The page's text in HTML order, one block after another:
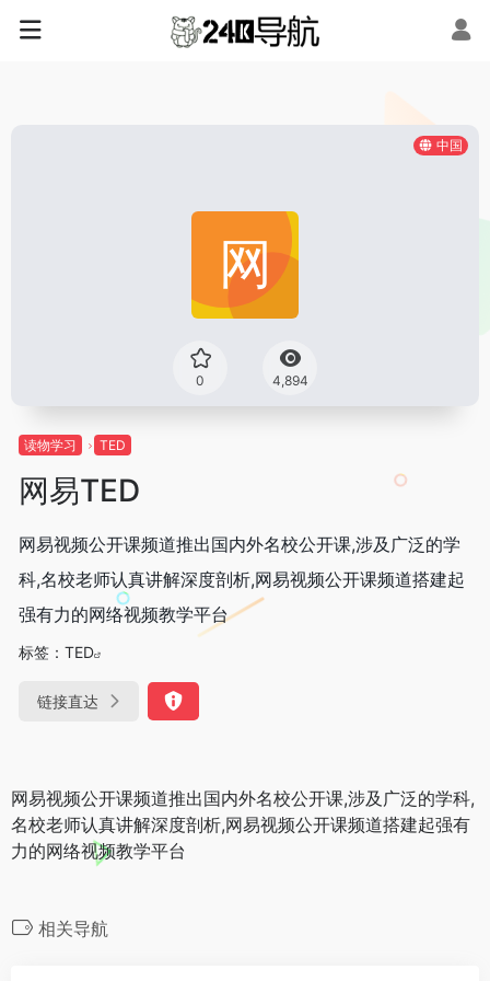
中国
0 4,894
读物学习 TED
网易TED
网易视频公开课频道推出国内外名校公开课,涉及广泛的学
科,名校老师认真讲解深度剖析,网易视频公开课频道搭建起
强有力的网络视频教学平台
标签： TED
链接直达
网易视频公开课频道推出国内外名校公开课,涉及广泛的学科,
名校老师认真讲解深度剖析,网易视频公开课频道搭建起强有
力的网络视频教学平台
相关导航